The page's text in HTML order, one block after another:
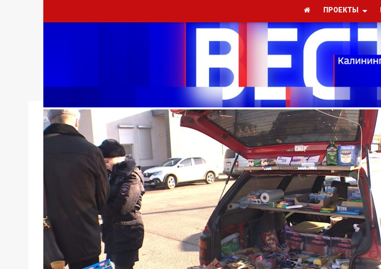
ПРОЕКТЫ